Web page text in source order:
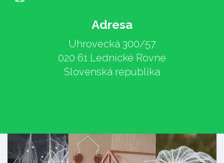
Adresa
Uhrovecká 300/57
020 61 Lednické Rovne
Slovenská republika